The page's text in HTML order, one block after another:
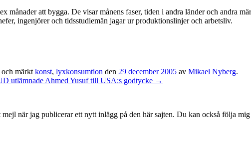
månader att bygga. De visar månens faser, tiden i andra länder och andra
ingenjörer och tidsstudiemän jagar ur produktionslinjer och arbetsliv.
och märkt konst, lyxkonsumtion den 29 december 2005 av Mikael Nyberg.
utlämnade Ahmed Yusuf till USA:s godtycke →
mejl när jag publicerar ett nytt inlägg på den här sajten. Du kan också följa mig